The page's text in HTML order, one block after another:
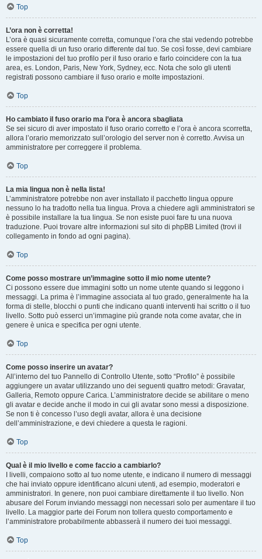
Top
L’ora non è corretta!
L’ora è quasi sicuramente corretta, comunque l’ora che stai vedendo potrebbe
essere quella di un fuso orario differente dal tuo. Se così fosse, devi cambiare
le impostazioni del tuo profilo per il fuso orario e farlo coincidere con la tua
area, es. London, Paris, New York, Sydney, ecc. Nota che solo gli utenti
registrati possono cambiare il fuso orario e molte impostazioni.
Top
Ho cambiato il fuso orario ma l’ora è ancora sbagliata
Se sei sicuro di aver impostato il fuso orario corretto e l’ora è ancora scorretta,
allora l’orario memorizzato sull’orologio del server non è corretto. Avvisa un
amministratore per correggere il problema.
Top
La mia lingua non è nella lista!
L’amministratore potrebbe non aver installato il pacchetto lingua oppure
nessuno lo ha tradotto nella tua lingua. Prova a chiedere agli amministratori se
è possibile installare la tua lingua. Se non esiste puoi fare tu una nuova
traduzione. Puoi trovare altre informazioni sul sito di phpBB Limited (trovi il
collegamento in fondo ad ogni pagina).
Top
Come posso mostrare un’immagine sotto il mio nome utente?
Ci possono essere due immagini sotto un nome utente quando si leggono i
messaggi. La prima è l’immagine associata al tuo grado, generalmente ha la
forma di stelle, blocchi o punti che indicano quanti interventi hai scritto o il tuo
livello. Sotto può esserci un’immagine più grande nota come avatar, che in
genere è unica e specifica per ogni utente.
Top
Come posso inserire un avatar?
All’interno del tuo Pannello di Controllo Utente, sotto “Profilo” è possibile
aggiungere un avatar utilizzando uno dei seguenti quattro metodi: Gravatar,
Galleria, Remoto oppure Carica. L’amministratore decide se abilitare o meno
gli avatar e decide anche il modo in cui gli avatar sono messi a disposizione.
Se non ti è concesso l’uso degli avatar, allora è una decisione
dell’amministrazione, e devi chiedere a questa le ragioni.
Top
Qual è il mio livello e come faccio a cambiarlo?
I livelli, compaiono sotto al tuo nome utente, e indicano il numero di messaggi
che hai inviato oppure identificano alcuni utenti, ad esempio, moderatori e
amministratori. In genere, non puoi cambiare direttamente il tuo livello. Non
abusare del Forum inviando messaggi non necessari solo per aumentare il tuo
livello. La maggior parte dei Forum non tollera questo comportamento e
l’amministratore probabilmente abbasserà il numero dei tuoi messaggi.
Top